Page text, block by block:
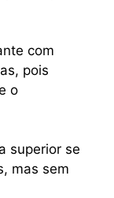
com
pois
o
superior se
mas sem